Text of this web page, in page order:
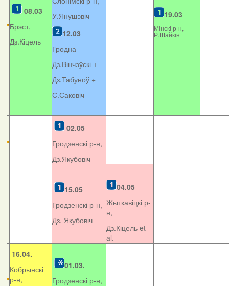
08.03
Брэст,
Дз.Кіцель
У.Янушэвіч
12.03
Гродна
Дз.Вінчэўскі +
Дз.Табуноў +
С.Саковіч
19.03
Мінскі р-н,
Р.Шайкін
02.05
Гродзенскі р-н,
Дз.Якубовіч
15.05
Гродзенскі р-н,
Дз. Якубовіч
04.05
Жыткавіцкі р-
н,
Дз.Кіцель et
al.
16.04.
Кобрынскі
р-н,
01.03.
Гродзенскі р-н,